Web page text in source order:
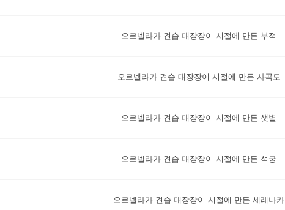
오르넬라가 견습 대장장이 시절에 만든 부적
오르넬라가 견습 대장장이 시절에 만든 사곡도
오르넬라가 견습 대장장이 시절에 만든 샛별
오르넬라가 견습 대장장이 시절에 만든 석궁
오르넬라가 견습 대장장이 시절에 만든 세레나카